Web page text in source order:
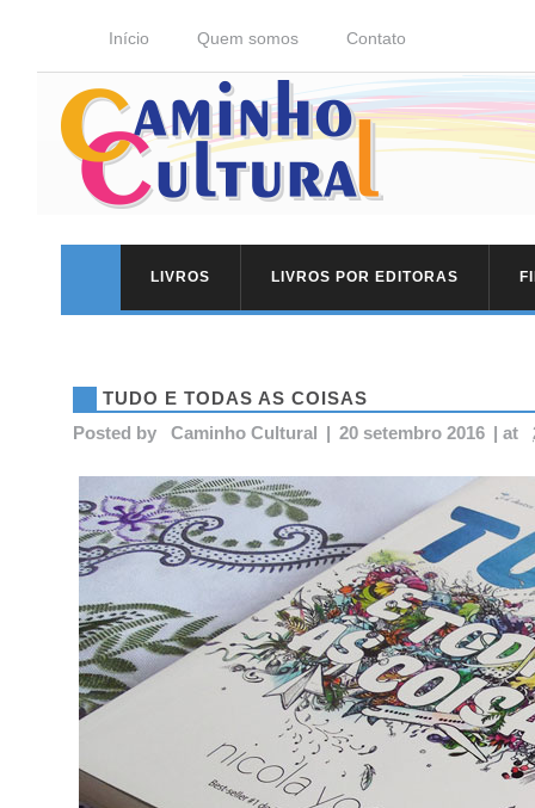
Início Quem somos Contato
LIVROS LIVROS POR EDITORAS
TUDO E TODAS AS COISAS
Posted by
Caminho Cultural | 20 setembro 2016 | at